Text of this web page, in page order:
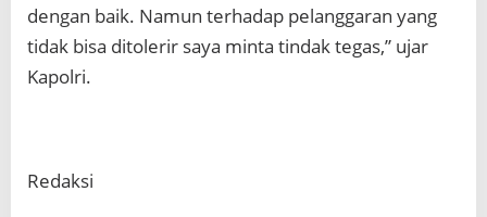
dengan baik. Namun terhadap pelanggaran yang
tidak bisa ditolerir saya minta tindak tegas,” ujar
Kapolri.
Redaksi